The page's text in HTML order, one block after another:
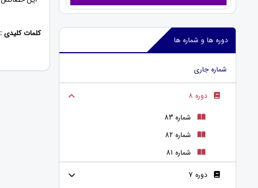
دوره ها و شماره ها
شماره جاری
دوره 8
شماره 83
شماره 82
شماره 81
دوره 7
کلمات کلیدی :